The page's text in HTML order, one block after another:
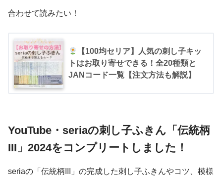
合わせて読みたい！
【100均セリア】人気の刺し子キッ
トはお取り寄せできる！全20種類と
JANコード一覧【注文方法も解説】
YouTube・seriaの刺し子ふきん「伝統柄
III」2024をコンプリートしました！
seriaの「伝統柄III」の完成した刺し子ふきんやコツ、模様